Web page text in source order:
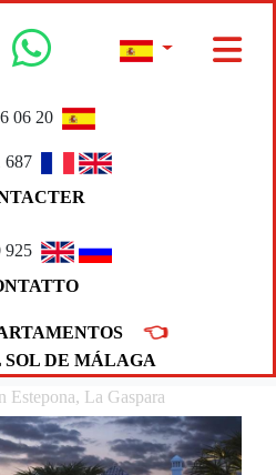
06 20
687
925
👈
SOL DE MÁLAGA
Estepona, La Gaspara